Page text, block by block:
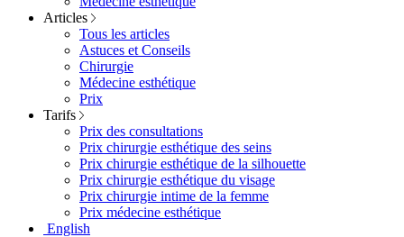
Articles
Tous les articles
Astuces et Conseils
Chirurgie
Médecine esthétique
Prix
Tarifs
Prix des consultations
Prix chirurgie esthétique des seins
Prix chirurgie esthétique de la silhouette
Prix chirurgie esthétique du visage
Prix chirurgie intime de la femme
Prix médecine esthétique
English